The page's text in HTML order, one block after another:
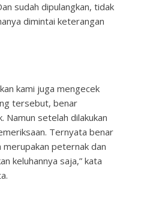
sudah dipulangkan, tidak
dimintai keterangan
kami juga mengecek
tersebut, benar
Namun setelah dilakukan
Ternyata benar
peternak dan
keluhannya saja,” kata